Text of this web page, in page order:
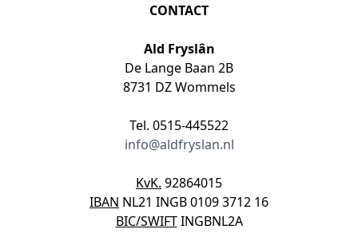
CONTACT
Ald Fryslân
De Lange Baan 2B
8731 DZ Wommels
Tel. 0515-445522
info@aldfryslan.nl
KvK. 92864015
IBAN NL21 INGB 0109 3712 16
BIC/SWIFTINGBNL2A